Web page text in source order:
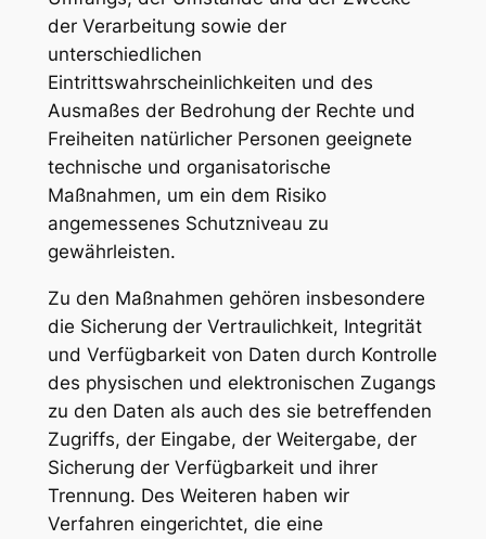
der Verarbeitung sowie der
unterschiedlichen
Eintrittswahrscheinlichkeiten und des
Ausmaßes der Bedrohung der Rechte und
Freiheiten natürlicher Personen geeignete
technische und organisatorische
Maßnahmen, um ein dem Risiko
angemessenes Schutzniveau zu
gewährleisten.
Zu den Maßnahmen gehören insbesondere
die Sicherung der Vertraulichkeit, Integrität
und Verfügbarkeit von Daten durch Kontrolle
des physischen und elektronischen Zugangs
zu den Daten als auch des sie betreffenden
Zugriffs, der Eingabe, der Weitergabe, der
Sicherung der Verfügbarkeit und ihrer
Trennung. Des Weiteren haben wir
Verfahren eingerichtet, die eine